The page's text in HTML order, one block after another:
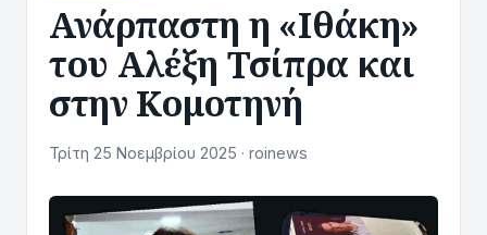
Ανάρπαστη η «Ιθάκη»
του Αλέξη Τσίπρα και
στην Κομοτηνή
Τρίτη 25 Νοεμβρίου 2025 · roinews